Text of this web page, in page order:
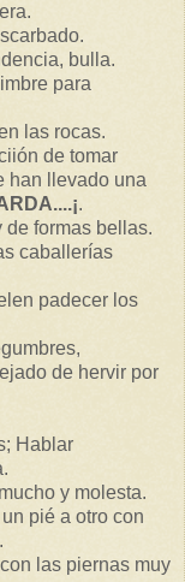
bulla.
para
las rocas.
de tomar
han llevado una
.
formas bellas.
caballerías
padecer los
de hervir por
Hablar
y molesta.
pié a otro con
las piernas muy